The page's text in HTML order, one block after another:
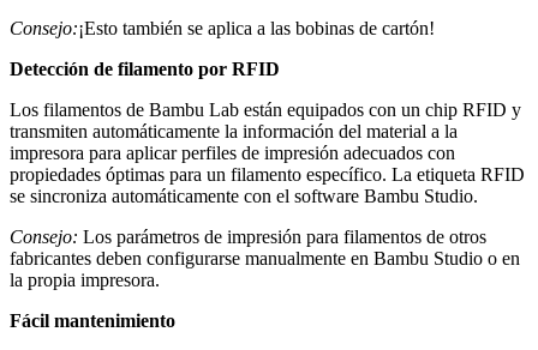
Consejo:¡Esto también se aplica a las bobinas de cartón!
Detección de filamento por RFID
Los filamentos de Bambu Lab están equipados con un chip RFID y
transmiten automáticamente la información del material a la
impresora para aplicar perfiles de impresión adecuados con
propiedades óptimas para un filamento específico. La etiqueta RFID
se sincroniza automáticamente con el software Bambu Studio.
Consejo: Los parámetros de impresión para filamentos de otros
fabricantes deben configurarse manualmente en Bambu Studio o en
la propia impresora.
Fácil mantenimiento